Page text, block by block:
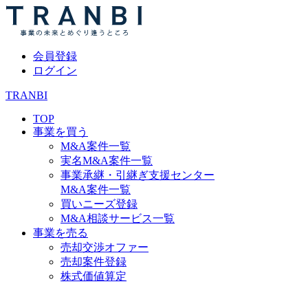
会員登録
ログイン
TRANBI
TOP
事業を買う
M&A案件一覧
実名M&A案件一覧
事業承継・引継ぎ支援センター
M&A案件一覧
買いニーズ登録
M&A相談サービス一覧
事業を売る
売却交渉オファー
売却案件登録
株式価値算定